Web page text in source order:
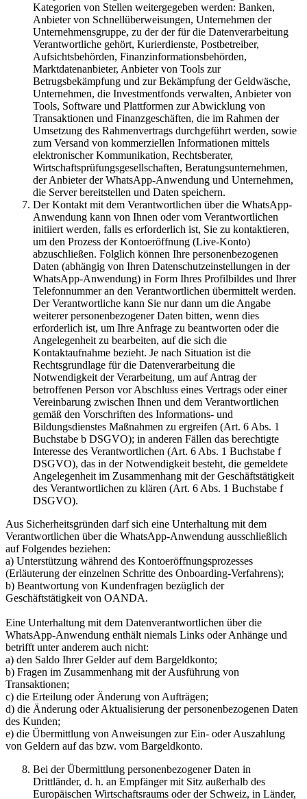
Kategorien von Stellen weitergegeben werden: Banken,
Anbieter von Schnellüberweisungen, Unternehmen der
Unternehmensgruppe, zu der der für die Datenverarbeitung
Verantwortliche gehört, Kurierdienste, Postbetreiber,
Aufsichtsbehörden, Finanzinformationsbehörden,
Marktdatenanbieter, Anbieter von Tools zur
Betrugsbekämpfung und zur Bekämpfung der Geldwäsche,
Unternehmen, die Investmentfonds verwalten, Anbieter von
Tools, Software und Plattformen zur Abwicklung von
Transaktionen und Finanzgeschäften, die im Rahmen der
Umsetzung des Rahmenvertrags durchgeführt werden, sowie
zum Versand von kommerziellen Informationen mittels
elektronischer Kommunikation, Rechtsberater,
Wirtschaftsprüfungsgesellschaften, Beratungsunternehmen,
der Anbieter der WhatsApp-Anwendung und Unternehmen,
die Server bereitstellen und Daten speichern.
Der Kontakt mit dem Verantwortlichen über die WhatsApp-
Anwendung kann von Ihnen oder vom Verantwortlichen
initiiert werden, falls es erforderlich ist, Sie zu kontaktieren,
um den Prozess der Kontoeröffnung (Live-Konto)
abzuschließen. Folglich können Ihre personenbezogenen
Daten (abhängig von Ihren Datenschutzeinstellungen in der
WhatsApp-Anwendung) in Form Ihres Profilbildes und Ihrer
Telefonnummer an den Verantwortlichen übermittelt werden.
Der Verantwortliche kann Sie nur dann um die Angabe
weiterer personenbezogener Daten bitten, wenn dies
erforderlich ist, um Ihre Anfrage zu beantworten oder die
Angelegenheit zu bearbeiten, auf die sich die
Kontaktaufnahme bezieht. Je nach Situation ist die
Rechtsgrundlage für die Datenverarbeitung die
Notwendigkeit der Verarbeitung, um auf Antrag der
betroffenen Person vor Abschluss eines Vertrags oder einer
Vereinbarung zwischen Ihnen und dem Verantwortlichen
gemäß den Vorschriften des Informations- und
Bildungsdienstes Maßnahmen zu ergreifen (Art. 6 Abs. 1
Buchstabe b DSGVO); in anderen Fällen das berechtigte
Interesse des Verantwortlichen (Art. 6 Abs. 1 Buchstabe f
DSGVO), das in der Notwendigkeit besteht, die gemeldete
Angelegenheit im Zusammenhang mit der Geschäftstätigkeit
des Verantwortlichen zu klären (Art. 6 Abs. 1 Buchstabe f
DSGVO).
Aus Sicherheitsgründen darf sich eine Unterhaltung mit dem
Verantwortlichen über die WhatsApp-Anwendung ausschließlich
auf Folgendes beziehen:
a) Unterstützung während des Kontoeröffnungsprozesses
(Erläuterung der einzelnen Schritte des Onboarding-Verfahrens);
b) Beantwortung von Kundenfragen bezüglich der
Geschäftstätigkeit von OANDA.
Eine Unterhaltung mit dem Datenverantwortlichen über die
WhatsApp-Anwendung enthält niemals Links oder Anhänge und
betrifft unter anderem auch nicht:
a) den Saldo Ihrer Gelder auf dem Bargeldkonto;
b) Fragen im Zusammenhang mit der Ausführung von
Transaktionen;
c) die Erteilung oder Änderung von Aufträgen;
d) die Änderung oder Aktualisierung der personenbezogenen Daten
des Kunden;
e) die Übermittlung von Anweisungen zur Ein- oder Auszahlung
von Geldern auf das bzw. vom Bargeldkonto.
Bei der Übermittlung personenbezogener Daten in
Drittländer, d. h. an Empfänger mit Sitz außerhalb des
Europäischen Wirtschaftsraums oder der Schweiz, in Länder,